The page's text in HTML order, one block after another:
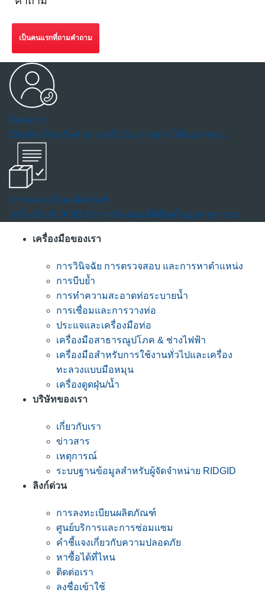
เป็นคนแรกที่ถามคำถาม
ติดต่อเรา
มีข้อคิดเห็นหรือคำถามหรือไม่ เราอยากได้ยินจากคุณ
การลงทะเบียนผลิตภัณฑ์
เครื่องมือ RIDGID มีการสนับสนุนที่ดีที่สุดในอุตสาหกรรม
เครื่องมือของเรา
การวินิจฉัย การตรวจสอบ และการหาตำแหน่ง
การบีบย้ำ
การทำความสะอาดท่อระบายน้ำ
การเชื่อมและการวางท่อ
ประแจและเครื่องมือท่อ
เครื่องมือสาธารณูปโภค & ช่างไฟฟ้า
เครื่องมือสำหรับการใช้งานทั่วไปและเครื่อง
ทะลวงแบบมือหมุน
เครื่องดูดฝุ่น/น้ำ
บริษัทของเรา
เกี่ยวกับเรา
ข่าวสาร
เหตุการณ์
ระบบฐานข้อมูลสำหรับผู้จัดจำหน่าย RIDGID
ลิงก์ด่วน
การลงทะเบียนผลิตภัณฑ์
ศูนย์บริการและการซ่อมแซม
คำชี้แจงเกี่ยวกับความปลอดภัย
หาซื้อได้ที่ไหน
ติดต่อเรา
ลงชื่อเข้าใช้